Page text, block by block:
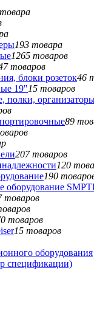
193 товара
1265 товаров
товаров
блоки розеток46
19"15 товаров
полки,
89
207 товаров
120
190
оборудование
товаров
товаров
15 товаров
оборудования
спецификации)